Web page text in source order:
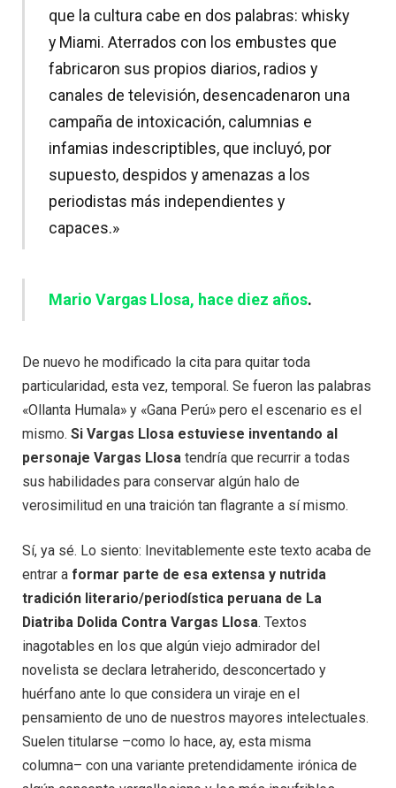
que la cultura cabe en dos palabras: whisky
y Miami. Aterrados con los embustes que
fabricaron sus propios diarios, radios y
canales de televisión, desencadenaron una
campaña de intoxicación, calumnias e
infamias indescriptibles, que incluyó, por
supuesto, despidos y amenazas a los
periodistas más independientes y
capaces.»
Mario Vargas Llosa, hace diez años.
De nuevo he modificado la cita para quitar toda
particularidad, esta vez, temporal. Se fueron las palabras
«Ollanta Humala» y «Gana Perú» pero el escenario es el
mismo. Si Vargas Llosa estuviese inventando al
personaje Vargas Llosa tendría que recurrir a todas
sus habilidades para conservar algún halo de
verosimilitud en una traición tan flagrante a sí mismo.
Sí, ya sé. Lo siento: Inevitablemente este texto acaba de
entrar a formar parte de esa extensa y nutrida
tradición literario/periodística peruana de La
Diatriba Dolida Contra Vargas Llosa. Textos
inagotables en los que algún viejo admirador del
novelista se declara letraherido, desconcertado y
huérfano ante lo que considera un viraje en el
pensamiento de uno de nuestros mayores intelectuales.
Suelen titularse –como lo hace, ay, esta misma
columna– con una variante pretendidamente irónica de